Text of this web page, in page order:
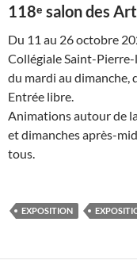
118ᵉ salon des
Du 11 au 26 octobre
Collégiale Saint-
du mardi au dimanche,
Entrée libre.
Animations autour de
et dimanches après-
tous.
EXPOSITION